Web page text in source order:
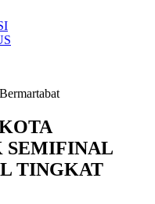
SEMIFINAL
TINGKAT